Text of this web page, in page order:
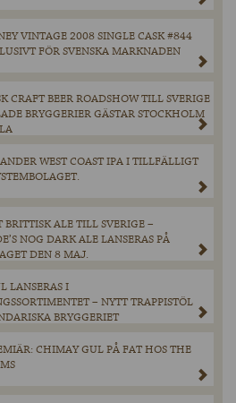
VINTAGE 2008 SINGLE CASK #844
FÖR SVENSKA MARKNADEN
CRAFT BEER ROADSHOW TILL SVERIGE
BRYGGERIER GÄSTAR STOCKHOLM
WEST COAST IPA I TILLFÄLLIGT
BRITTISK ALE TILL SVERIGE –
NOG DARK ALE LANSERAS PÅ
DEN 8 MAJ.
LANSERAS I
– NYTT TRAPPISTÖL
BRYGGERIET
CHIMAY GUL PÅ FAT HOS THE